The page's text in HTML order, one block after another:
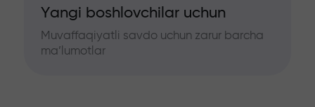
Yangi boshlovchilar uchun
Muvaffaqiyatli savdo uchun zarur barcha
ma’lumotlar